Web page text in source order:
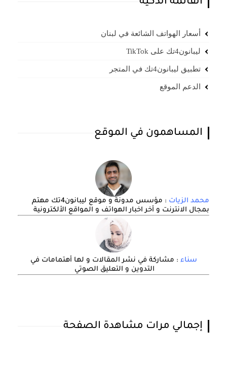
أسعار الهواتف الشائعة في لبنان
ليبانون4تك على TikTok
تطبيق ليبانون4تك في المتجر
الدعم الموقع
المساهمون في الموقع
محمد الزيات
: مؤسس مدونة و موقع ليبانون4تك مهتم
بمجال الانترنت و أخر اخبار الهواتف و المواقع الألكترونية
سناء : مشاركة في نشر المقالات و لها أهتمامات في
التدوين و التعليق الصوتي
إجمالي مرات مشاهدة الصفحة